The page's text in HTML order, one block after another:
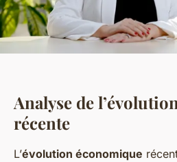
Analyse de
récente
L’évolution économique